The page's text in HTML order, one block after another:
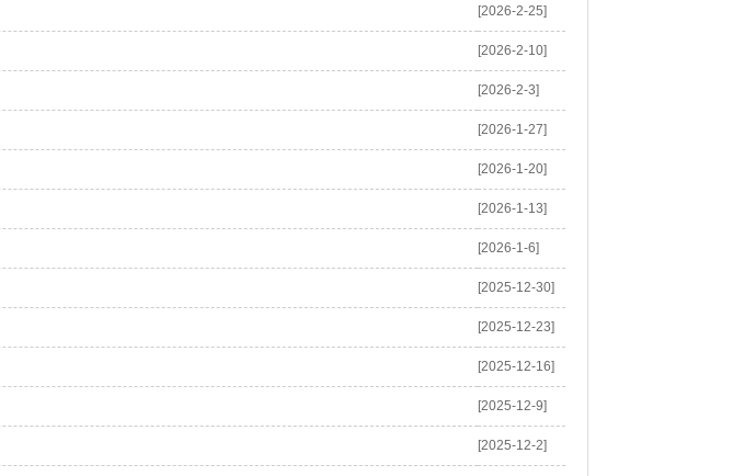
[2026-2-25]
[2026-2-10]
[2026-2-3]
[2026-1-27]
[2026-1-20]
[2026-1-13]
[2026-1-6]
[2025-12-30]
[2025-12-23]
[2025-12-16]
[2025-12-9]
[2025-12-2]